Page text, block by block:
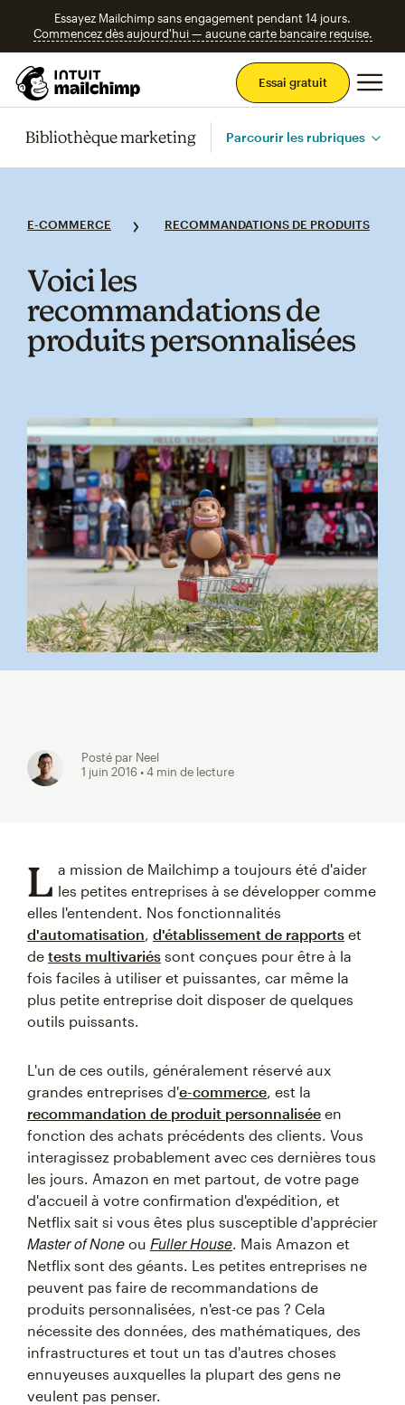
Essayez Mailchimp sans engagement pendant 14 jours.
Commencez dès aujourd'hui — aucune carte bancaire requise.
Essai gratuit
Bibliothèque marketing Parcourir les rubriques
E-COMMERCE RECOMMANDATIONS DE PRODUITS
Voici les
recommandations de
produits personnalisées
Posté par Neel
1 juin 2016• 4 min de lecture
L a mission de Mailchimp a toujours été d'aider
les petites entreprises à se développer comme
elles l'entendent. Nos fonctionnalités
d'automatisation d'établissement de rapports et
de tests multivariés sont conçues pour être à la
fois faciles à utiliser et puissantes, car même la
plus petite entreprise doit disposer de quelques
outils puissants.
L'un de ces outils, généralement réservé aux
grandes entreprises d'e-commerce , est la
recommandation de produit personnalisée en
fonction des achats précédents des clients. Vous
interagissez probablement avec ces dernières tous
les jours. Amazon en met partout, de votre page
d'accueil à votre confirmation d'expédition, et
Netflix sait si vous êtes plus susceptible d'apprécier
Master of None ou Fuller House . Mais Amazon et
Netflix sont des géants. Les petites entreprises ne
peuvent pas faire de recommandations de
produits personnalisées, n'est-ce pas ? Cela
nécessite des données, des mathématiques, des
infrastructures et tout un tas d'autres choses
ennuyeuses auxquelles la plupart des gens ne
veulent pas penser.